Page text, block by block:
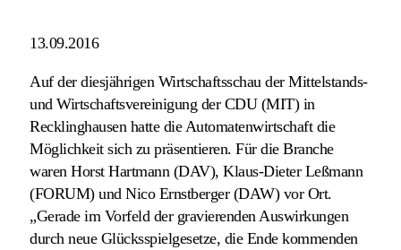
13.09.2016
Auf der diesjährigen Wirtschaftsschau der Mittelstands-
und Wirtschaftsvereinigung der CDU (MIT) in
Recklinghausen hatte die Automatenwirtschaft die
Möglichkeit sich zu präsentieren. Für die Branche
waren Horst Hartmann (DAV), Klaus-Dieter Leßmann
(FORUM) und Nico Ernstberger (DAW) vor Ort.
„Gerade im Vorfeld der gravierenden Auswirkungen
durch neue Glücksspielgesetze, die Ende kommenden